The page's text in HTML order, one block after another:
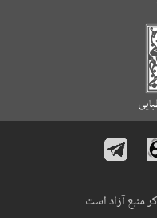
منبع آزاد است.